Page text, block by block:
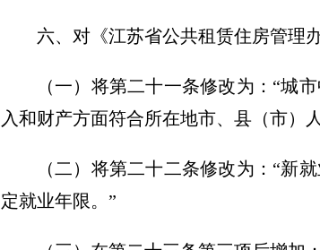
六、对《江苏省公共租赁住房管理
（一）将第二十一条修改为：“城
入和财产方面符合所在地市、县（市）
（二）将第二十二条修改为：“新
定就业年限。”